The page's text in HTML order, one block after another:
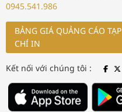
0945.541.986
BẢNG GIÁ QUẢNG CÁO TẠP
CHÍ IN
Kết nối với chúng tôi :